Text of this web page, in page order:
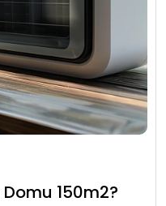
150m2?